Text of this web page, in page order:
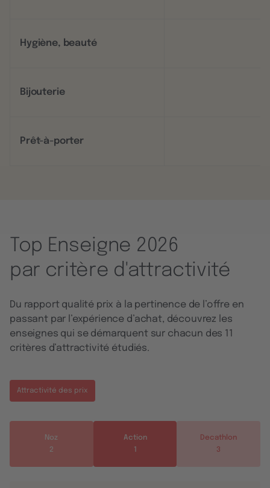
Hygiène, beauté
Bijouterie
Prêt-à-porter
Top Enseigne 2026
par critère d'attractivité
Du rapport qualité prix à la pertinence de l’offre en
passant par l’expérience d’achat, découvrez les
enseignes qui se démarquent sur chacun des 11
critères d’attractivité étudiés.
Attractivité des prix
Noz
2
Action
1
Decathlon
3